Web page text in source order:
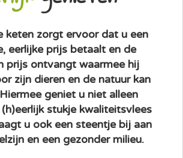
keten zorgt ervoor dat u een
eerlijke prijs betaalt en de
prijs ontvangt waarmee hij
zijn dieren en de natuur kan
geniet u niet alleen
stukje kwaliteitsvlees
u ook een steentje bij aan
en een gezonder milieu.